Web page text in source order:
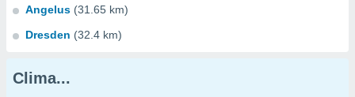
Angelus (31.65 km)
Dresden (32.4 km)
Clima...